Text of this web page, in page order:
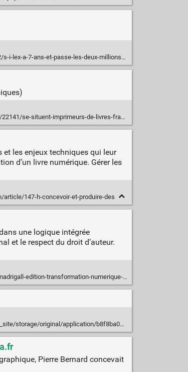
a-7-ans-et-passe-les-deux-millions-de-vues/
se-situent-imprimeurs-de-livres-france
les enjeux techniques qui leur
d’un livre numérique. Gérer les
147-h-concevoir-et-produire-des
une logique intégrée
et le respect du droit d’auteur.
edition-transformation-numerique-cdo/
application/b8f8ba0e7efd3027fb174e50e0ff2388.pdf
Pierre Bernard concevait